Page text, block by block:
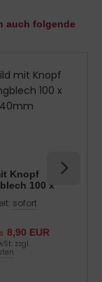
auch folgende
Knopf
100 x
sofort
8,90 EUR
zzgl.